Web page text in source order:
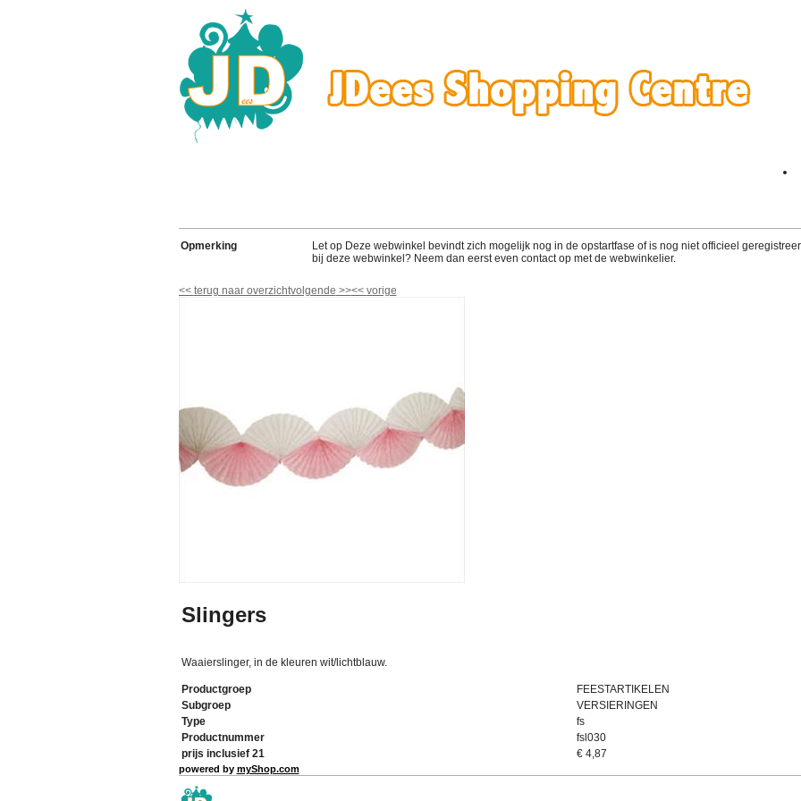
Opmerking
Let op Deze webwinkel bevindt zich mogelijk nog in de opstartfase of is nog niet officieel
bij deze webwinkel? Neem dan eerst even contact op met de webwinkelier.
<< terug naar overzichtvolgende >><< vorige
Slingers
Waaierslinger, in de kleuren wit/lichtblauw.
Productgroep
FEESTARTIKELEN
Subgroep
VERSIERINGEN
Type
fs
Productnummer
fsl030
prijs inclusief 21
€ 4,87
powered by myShop.com